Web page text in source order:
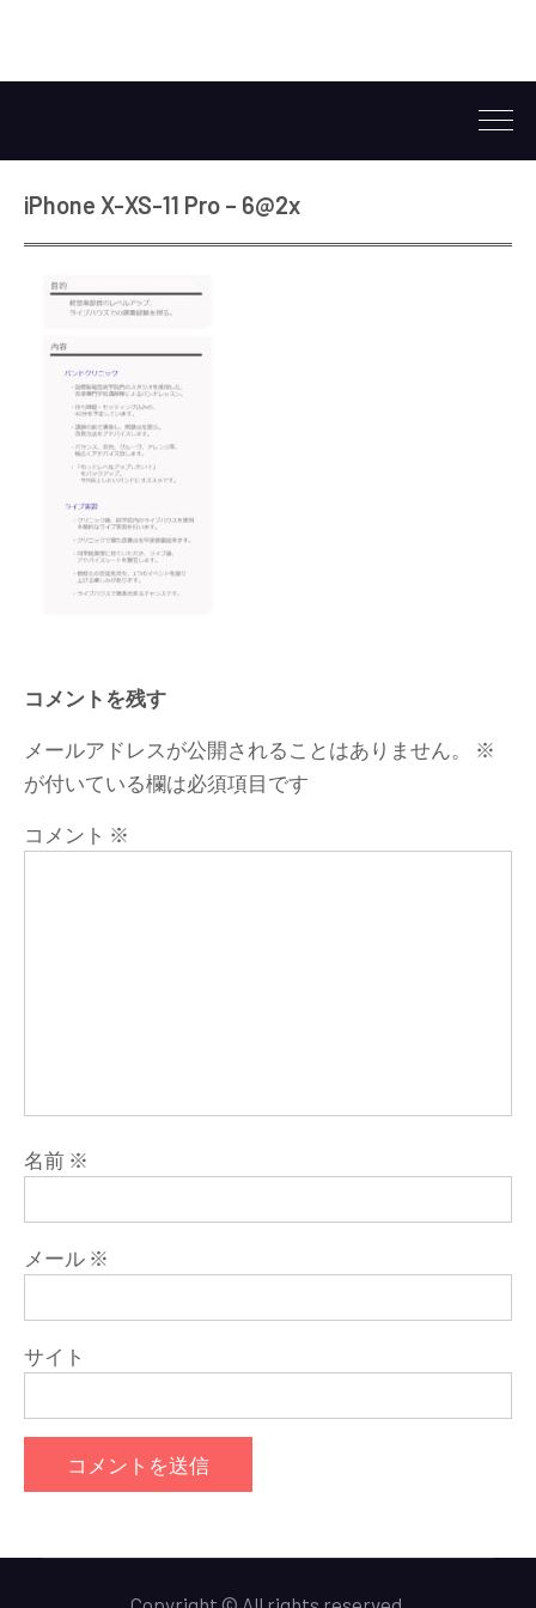
iPhone X-XS-11 Pro – 6@2x
コメントを残す
メールアドレスが公開されることはありません。
※
が付いている欄は必須項目です
コメント ※
名前 ※
メール ※
サイト